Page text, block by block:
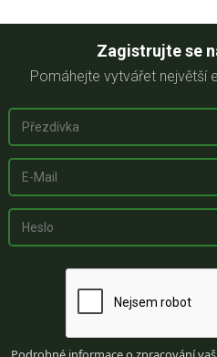
Zagistrujte se
Pomáhejte vytvářet největší